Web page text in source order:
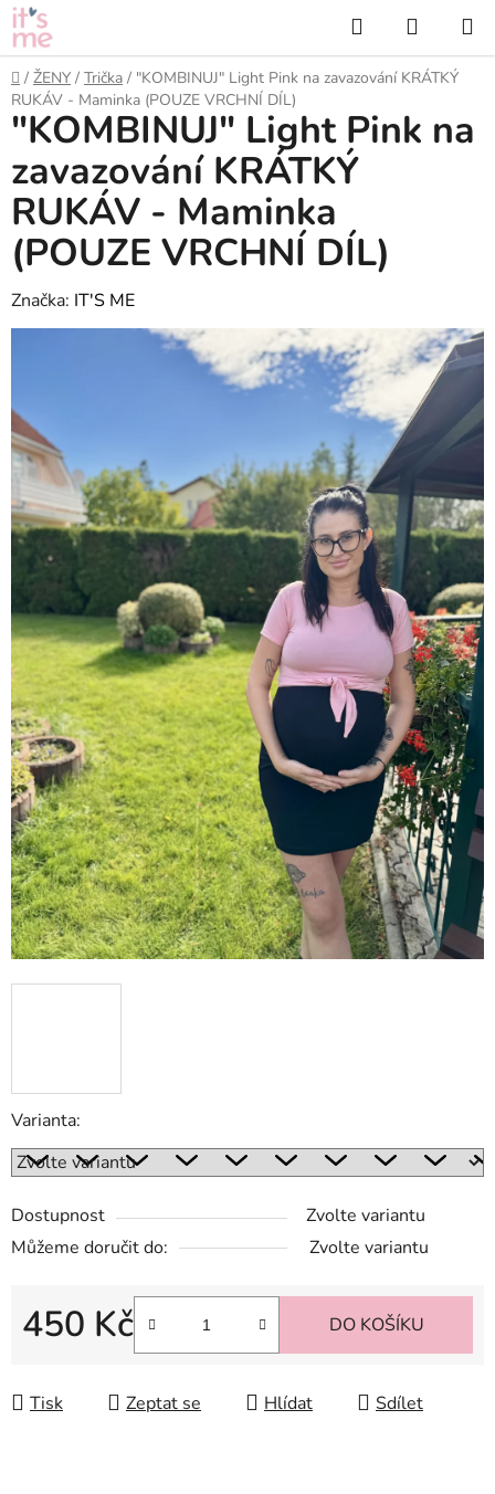
Přejít
na
obsah
Hledat
KOŠÍK
Domů
/ ŽENY / Trička / "KOMBINUJ" Light Pink na zavazování KRÁTKÝ
RUKÁV - Maminka (POUZE VRCHNÍ DÍL)
Varianta:
Dostupnost
Zvolte variantu
Můžeme doručit do:
Zvolte variantu
450 Kč DO KOŠÍKU
Tisk Zeptat se Hlídat Sdílet
"KOMBINUJ" Light Pink na
zavazování KRÁTKÝ
RUKÁV - Maminka
(POUZE VRCHNÍ DÍL)
Značka: IT'S ME